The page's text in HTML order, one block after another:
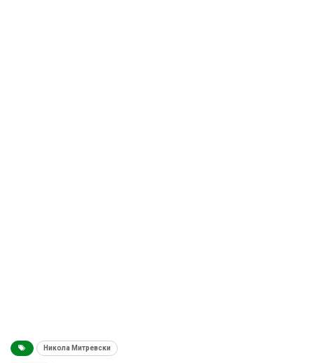
Никола Митревски